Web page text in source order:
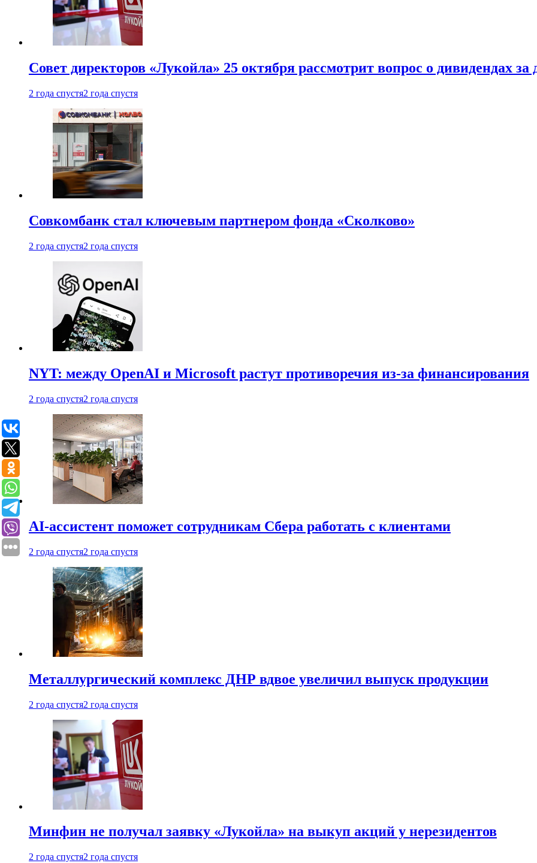
Совет директоров «Лукойла» 25 октября рассмотрит вопрос о дивидендах за
2 года спустя2 года спустя
Совкомбанк стал ключевым партнером фонда «Сколково»
2 года спустя2 года спустя
NYT: между OpenAI и Microsoft растут противоречия из-за финансирования
2 года спустя2 года спустя
AI-ассистент поможет сотрудникам Сбера работать с клиентами
2 года спустя2 года спустя
Металлургический комплекс ДНР вдвое увеличил выпуск продукции
2 года спустя2 года спустя
Минфин не получал заявку «Лукойла» на выкуп акций у нерезидентов
2 года спустя2 года спустя